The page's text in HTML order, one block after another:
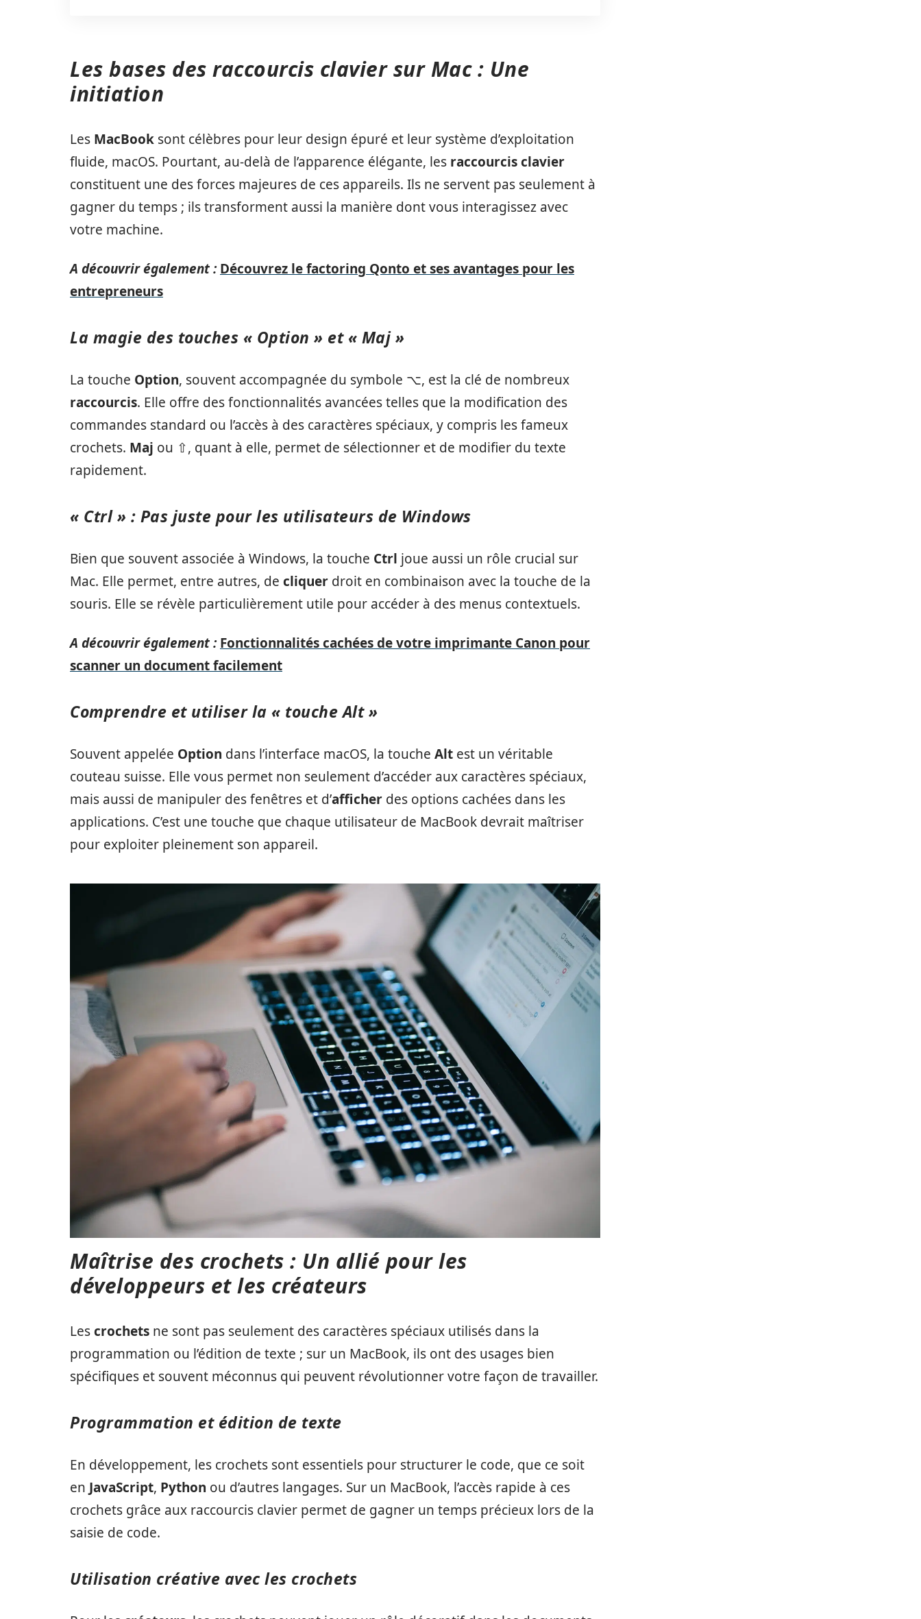
Les bases des raccourcis clavier sur Mac : Une
initiation
Les MacBook sont célèbres pour leur design épuré et leur système d’exploitation
fluide, macOS. Pourtant, au-delà de l’apparence élégante, les raccourcis clavier
constituent une des forces majeures de ces appareils. Ils ne servent pas seulement à
gagner du temps ; ils transforment aussi la manière dont vous interagissez avec
votre machine.
A découvrir également : Découvrez le factoring Qonto et ses avantages pour les
entrepreneurs
La magie des touches « Option » et « Maj »
La touche Option, souvent accompagnée du symbole ⌥, est la clé de nombreux
raccourcis. Elle offre des fonctionnalités avancées telles que la modification des
commandes standard ou l’accès à des caractères spéciaux, y compris les fameux
crochets. Maj ou ⇧, quant à elle, permet de sélectionner et de modifier du texte
rapidement.
« Ctrl » : Pas juste pour les utilisateurs de Windows
Bien que souvent associée à Windows, la touche Ctrl joue aussi un rôle crucial sur
Mac. Elle permet, entre autres, de cliquer droit en combinaison avec la touche de la
souris. Elle se révèle particulièrement utile pour accéder à des menus contextuels.
A découvrir également : Fonctionnalités cachées de votre imprimante Canon pour
scanner un document facilement
Comprendre et utiliser la « touche Alt »
Souvent appelée Option dans l’interface macOS, la touche Alt est un véritable
couteau suisse. Elle vous permet non seulement d’accéder aux caractères spéciaux,
mais aussi de manipuler des fenêtres et d’afficher des options cachées dans les
applications. C’est une touche que chaque utilisateur de MacBook devrait maîtriser
pour exploiter pleinement son appareil.
Maîtrise des crochets : Un allié pour les
développeurs et les créateurs
Lescrochets ne sont pas seulement des caractères spéciaux utilisés dans la
programmation ou l’édition de texte ; sur un MacBook, ils ont des usages bien
spécifiques et souvent méconnus qui peuvent révolutionner votre façon de travailler.
Programmation et édition de texte
En développement, les crochets sont essentiels pour structurer le code, que ce soit
en JavaScript, Python ou d’autres langages. Sur un MacBook, l’accès rapide à ces
crochets grâce aux raccourcis clavier permet de gagner un temps précieux lors de la
saisie de code.
Utilisation créative avec les crochets